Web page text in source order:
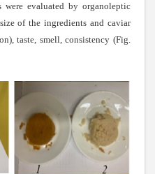
evaluated by organoleptic
of the ingredients and caviar
taste, smell, consistency (Fig.